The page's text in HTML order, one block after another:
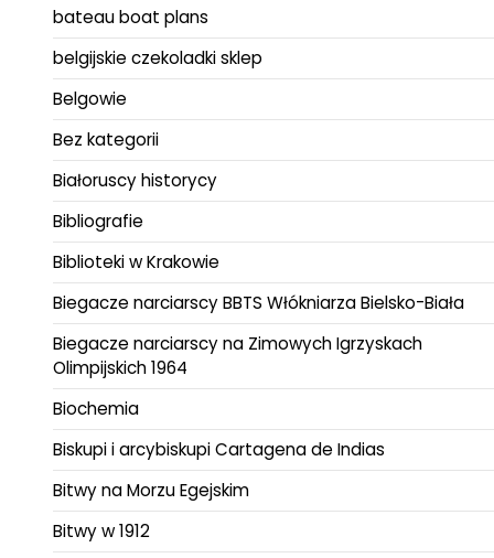
bateau boat plans
belgijskie czekoladki sklep
Belgowie
Bez kategorii
Białoruscy historycy
Bibliografie
Biblioteki w Krakowie
Biegacze narciarscy BBTS Włókniarza Bielsko-Biała
Biegacze narciarscy na Zimowych Igrzyskach
Olimpijskich 1964
Biochemia
Biskupi i arcybiskupi Cartagena de Indias
Bitwy na Morzu Egejskim
Bitwy w 1912